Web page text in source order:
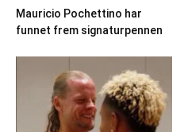
Mauricio Pochettino har
funnet frem signaturpennen